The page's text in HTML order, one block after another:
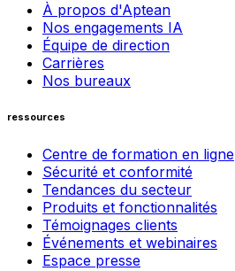
À propos d'Aptean
Nos engagements IA
Équipe de direction
Carrières
Nos bureaux
ressources
Centre de formation en ligne
Sécurité et conformité
Tendances du secteur
Produits et fonctionnalités
Témoignages clients
Événements et webinaires
Espace presse